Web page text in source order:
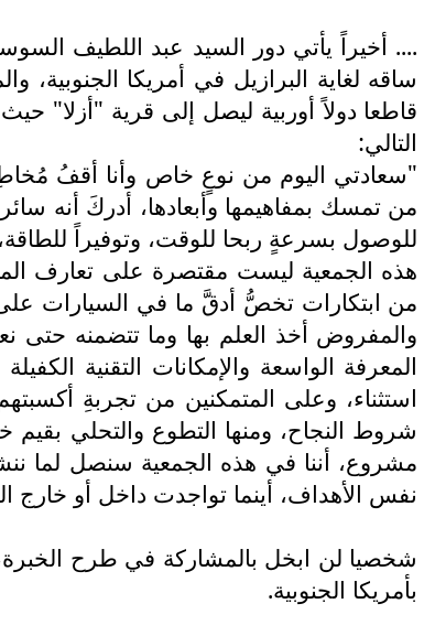
.... أخيراً يأتي دور السيد عبد اللطيف
ساقه لغاية البرازيل في أمريكا الجنوبية،
قاطعا دولاً أوربية ليصل إلى قرية "أزلا"
التالي:
"سعادتي اليوم من نوعٍ خاص وأنا أقفُ
من تمسك بمفاهيمها وأبعادها، أدركَ أنه
للوصول بسرعةٍ ربحا للوقت، وتوفيراً
هذه الجمعية ليست مقتصرة على تعارف
من ابتكارات تخصُّ أدقَّ ما في السيارات على
والمفروض أخذ العلم بها وما تتضمنه حتى
المعرفة الواسعة والإمكانات التقنية
استثناء، وعلى المتمكنين من تجربةِ
شروط النجاح، ومنها التطوع والتحلي
مشروع، أننا في هذه الجمعية سنصل لما
نفس الأهداف، أينما تواجدت داخل أو خارج
شخصيا لن ابخل بالمشاركة في طرح
بأمريكا الجنوبية.